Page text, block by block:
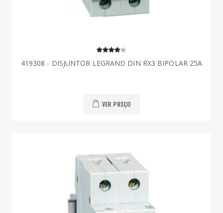
419308 - DISJUNTOR LEGRAND DIN RX3 BIPOLAR 25A
VER PREÇO